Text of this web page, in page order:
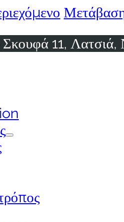
11, Λατσιά,